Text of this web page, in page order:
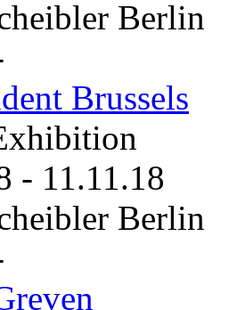
Berlin
Brussels
- 11.11.18
Berlin